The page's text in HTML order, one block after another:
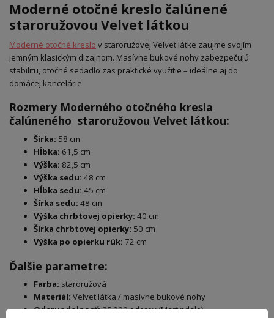
Moderné otočné kreslo čalúnené
staroružovou Velvet látkou
Moderné otočné kreslo v staroružovej Velvet látke zaujme svojím
jemným klasickým dizajnom. Masívne bukové nohy zabezpečujú
stabilitu, otočné sedadlo zas praktické využitie – ideálne aj do
domácej kancelárie
Rozmery Moderného otočného kresla
čalúneného staroružovou Velvet látkou:
Šírka: 58 cm
Hĺbka: 61,5 cm
Výška: 82,5 cm
Výška sedu: 48 cm
Hĺbka sedu: 45 cm
Šírka sedu: 48 cm
Výška chrbtovej opierky: 40 cm
Šírka chrbtovej opierky: 50 cm
Výška po opierku rúk: 72 cm
Ďalšie parametre:
Farba: staroružová
Materiál: Velvet látka / masívne bukové nohy
Oderuodolnosť:85 000 oderov (Martindale)